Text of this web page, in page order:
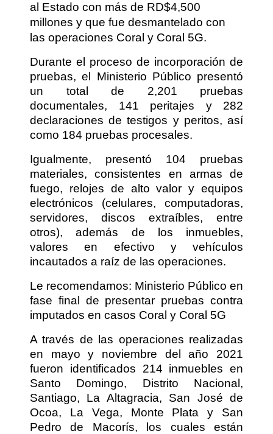
al Estado con más de RD$4,500
millones y que fue desmantelado con
las operaciones Coral y Coral 5G.
Durante el proceso de incorporación de
pruebas, el Ministerio Público presentó
un total de 2,201 pruebas
documentales, 141 peritajes y 282
declaraciones de testigos y peritos, así
como 184 pruebas procesales.
Igualmente, presentó 104 pruebas
materiales, consistentes en armas de
fuego, relojes de alto valor y equipos
electrónicos (celulares, computadoras,
servidores, discos extraíbles, entre
otros), además de los inmuebles,
valores en efectivo y vehículos
incautados a raíz de las operaciones.
Le recomendamos: Ministerio Público en
fase final de presentar pruebas contra
imputados en casos Coral y Coral 5G
A través de las operaciones realizadas
en mayo y noviembre del año 2021
fueron identificados 214 inmuebles en
Santo Domingo, Distrito Nacional,
Santiago, La Altagracia, San José de
Ocoa, La Vega, Monte Plata y San
Pedro de Macorís, los cuales están